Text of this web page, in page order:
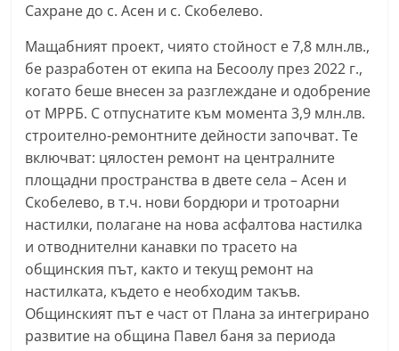
а
о
р
а
–
k
a
z
n
l
a
k
Сахране до с. Асен и с. Скобелево.
Мащабният проект, чиято стойност е 7,8 млн.лв.,
бе разработен от екипа на Бесоолу през 2022 г.,
когато беше внесен за разглеждане и одобрение
от МРРБ. С отпуснатите към момента 3,9 млн.лв.
строително-ремонтните дейности започват. Те
включват: цялостен ремонт на централните
площадни пространства в двете села – Асен и
Скобелево, в т.ч. нови бордюри и тротоарни
настилки, полагане на нова асфалтова настилка
и отводнителни канавки по трасето на
общинския път, както и текущ ремонт на
настилката, където е необходим такъв.
Общинският път е част от Плана за интегрирано
развитие на община Павел баня за периода